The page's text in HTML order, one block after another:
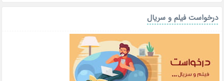
درخواست فیلم و سریال